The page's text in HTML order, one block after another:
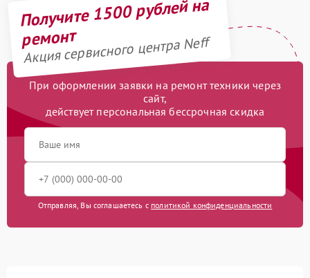
Получите 1500 рублей на
ремонт
Акция сервисного центра Neff
При оформлении заявки на ремонт техники через
сайт,
действует персональная бессрочная скидка
Отправляя, Вы соглашаетесь с политикой конфиденциальности